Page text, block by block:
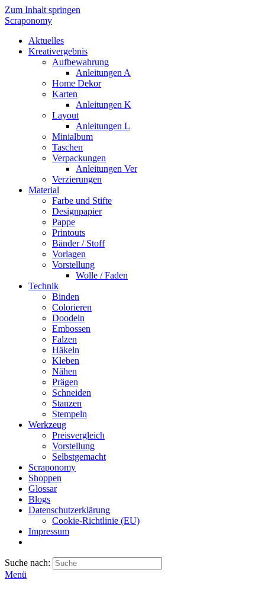
Zum Inhalt springen
Scraponomy
Aktuelles
Kreativergebnis
Aufbewahrung
Anleitungen A
Home Dekor
Karten
Anleitungen K
Layout
Anleitungen L
Minialbum
Taschen
Verpackungen
Anleitungen Ver
Verzierungen
Material
Farbe und Stifte
Designpapier
Pappe
Printouts
Bänder / Stoff
Vorlagen
Vorstellung
Wolle / Faden
Technik
Binden
Colorieren
Doodeln
Embossen
Falzen
Häkeln
Kleben
Nähen
Prägen
Schneiden
Stanzen
Stempeln
Werkzeug
Preisvergleich
Vorstellung
Selbstgemacht
Scraponomy
Shoppen
Glossar
Blogs
Datenschutzerklärung
Cookie-Richtlinie (EU)
Impressum
Suche nach:
Menü